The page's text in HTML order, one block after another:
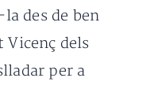
des de ben
Vicenç dels
per a